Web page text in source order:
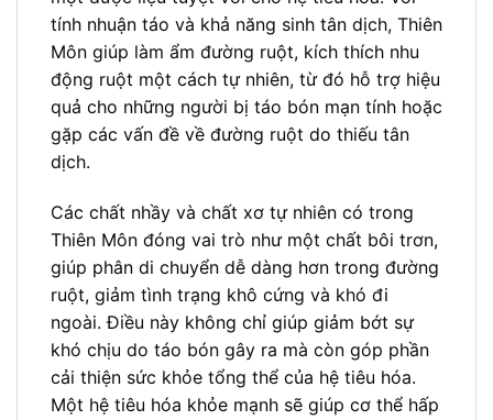
tính nhuận táo và khả năng sinh tân dịch, Thiên
Môn giúp làm ẩm đường ruột, kích thích nhu
động ruột một cách tự nhiên, từ đó hỗ trợ hiệu
quả cho những người bị táo bón mạn tính hoặc
gặp các vấn đề về đường ruột do thiếu tân
dịch.
Các chất nhầy và chất xơ tự nhiên có trong
Thiên Môn đóng vai trò như một chất bôi trơn,
giúp phân di chuyển dễ dàng hơn trong đường
ruột, giảm tình trạng khô cứng và khó đi
ngoài. Điều này không chỉ giúp giảm bớt sự
khó chịu do táo bón gây ra mà còn góp phần
cải thiện sức khỏe tổng thể của hệ tiêu hóa.
Một hệ tiêu hóa khỏe mạnh sẽ giúp cơ thể hấp